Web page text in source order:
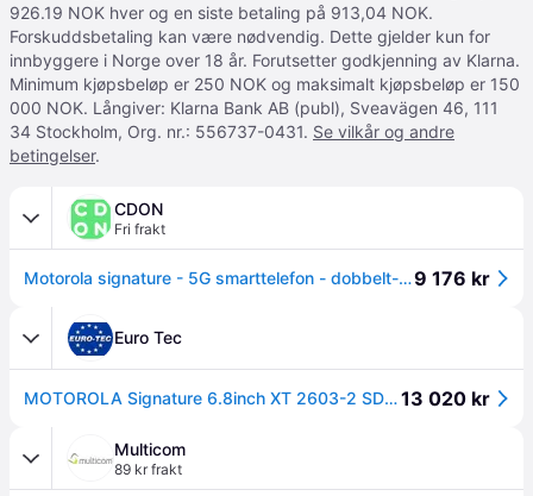
926.19 NOK hver og en siste betaling på 913,04 NOK.
Forskuddsbetaling kan være nødvendig. Dette gjelder kun for
innbyggere i Norge over 18 år. Forutsetter godkjenning av Klarna.
Minimum kjøpsbeløp er 250 NOK og maksimalt kjøpsbeløp er 150
000 NOK. Långiver: Klarna Bank AB (publ), Sveavägen 46, 111
34 Stockholm, Org. nr.: 556737-0431. Se vilkår og andre
betingelser.
CDON
Fri frakt
Motorola signature - 5G smarttelefon - dobbelt-SIM - RAM 16 GB / Internminne 512 GB - OLED-display - 6.78" - 2780 x 1264 piksler (165 Hz) - 3x bakk...9 176 kr
Euro Tec
MOTOROLA Signature 6.8inch XT 2603-2 SD8G5 16GB 512GB 5G DS IP68 IP69 5200mAh 90w Carbon Black (PBAB0002SE)13 020 kr
Multicom
89 kr frakt